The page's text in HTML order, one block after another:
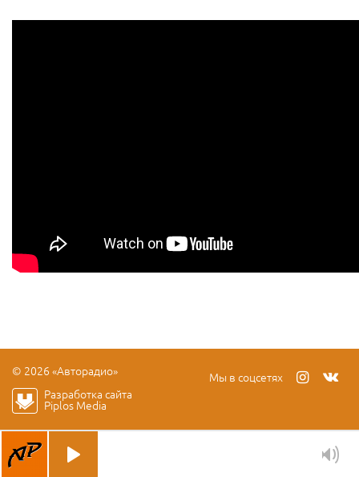
© 2026 «Авторадио»
Мы в соцсетях
Разработка сайта
Piplos Media